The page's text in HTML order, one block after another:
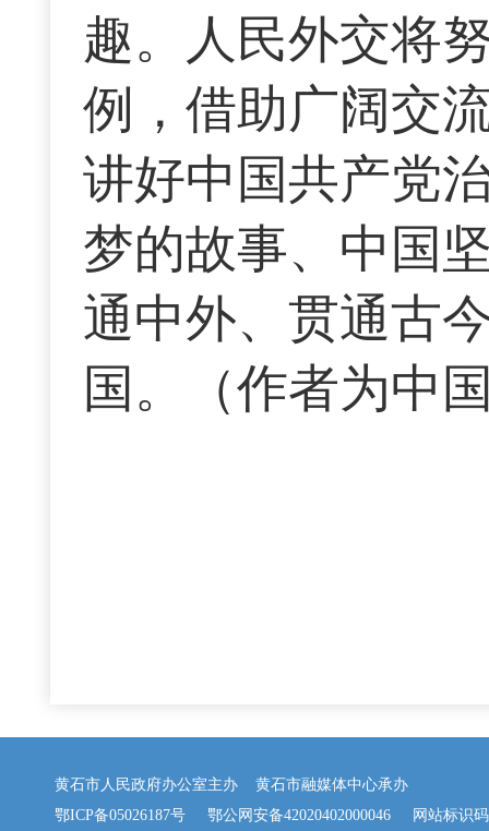
趣。人民外交将
例，借助广阔交
讲好中国共产党
梦的故事、中国
通中外、贯通古
国。（作者为中
黄石市人民政府办公室主办 黄石市融媒体中心承办
鄂ICP备05026187号
鄂公网安备42020402000046 网站标识码